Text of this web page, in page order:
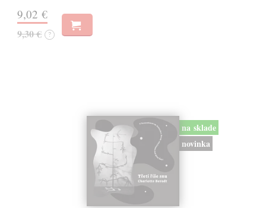
9,02 €
9,30 € ?
na sklade
novinka